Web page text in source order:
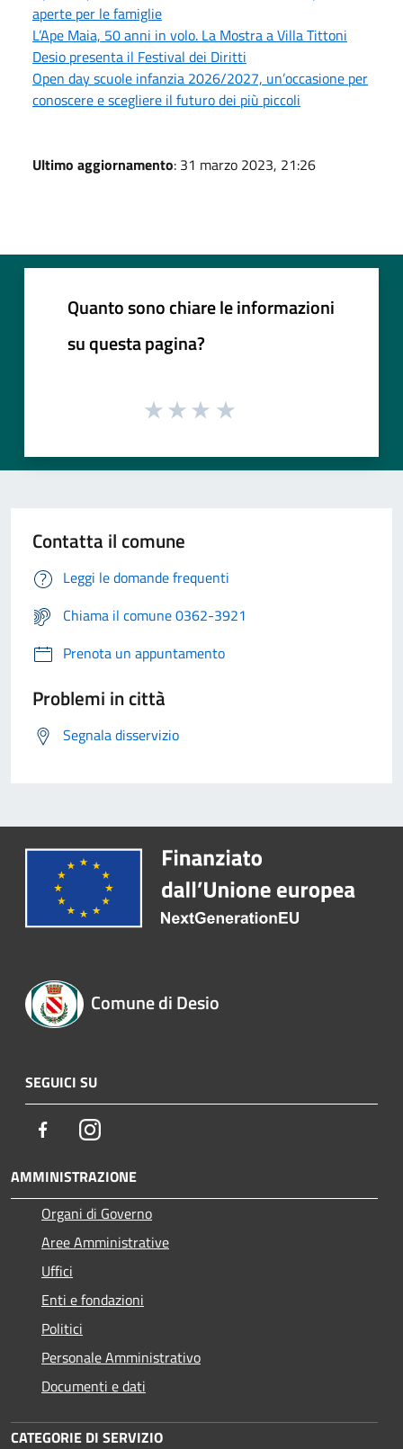
aperte per le famiglie
L’Ape Maia, 50 anni in volo. La Mostra a Villa Tittoni
Desio presenta il Festival dei Diritti
Open day scuole infanzia 2026/2027, un’occasione per
conoscere e scegliere il futuro dei più piccoli
Ultimo aggiornamento: 31 marzo 2023, 21:26
Quanto sono chiare le informazioni
su questa pagina?
Contatta il comune
Leggi le domande frequenti
Chiama il comune 0362-3921
Prenota un appuntamento
Problemi in città
Segnala disservizio
Comune di Desio
SEGUICI SU
FacebookInstagram
AMMINISTRAZIONE
Organi di Governo
Aree Amministrative
Uffici
Enti e fondazioni
Politici
Personale Amministrativo
Documenti e dati
CATEGORIE DI SERVIZIO